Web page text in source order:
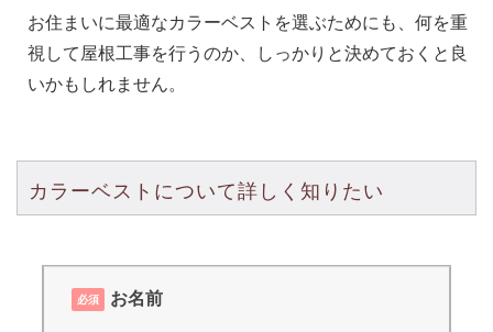
お住まいに最適なカラーベストを選ぶためにも、何を重
視して屋根工事を行うのか、しっかりと決めておくと良
いかもしれません。
カラーベストについて詳しく知りたい
必須 お名前